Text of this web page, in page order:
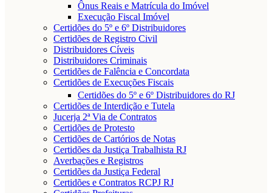
Ônus Reais e Matrícula do Imóvel
Execução Fiscal Imóvel
Certidões do 5º e 6º Distribuidores
Certidões de Registro Civil
Distribuidores Cíveis
Distribuidores Criminais
Certidões de Falência e Concordata
Certidões de Execuções Fiscais
Certidões do 5º e 6º Distribuidores do RJ
Certidões de Interdição e Tutela
Jucerja 2ª Via de Contratos
Certidões de Protesto
Certidões de Cartórios de Notas
Certidões da Justiça Trabalhista RJ
Averbações e Registros
Certidões da Justiça Federal
Certidões e Contratos RCPJ RJ